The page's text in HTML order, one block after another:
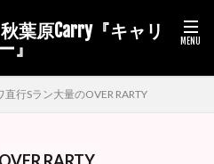
葉原Carry『キャリ
』
直行Sラン大量のOVER RARTY